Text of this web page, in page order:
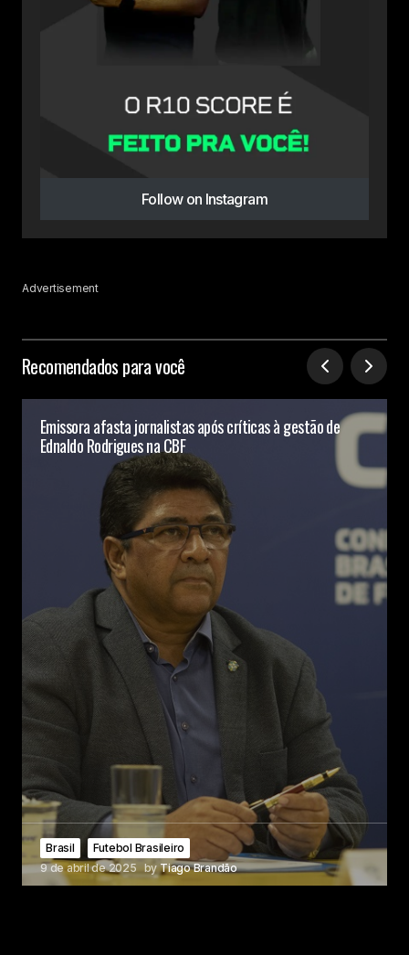
Follow on Instagram
Advertisement
Recomendados para você
Emissora afasta jornalistas após críticas à gestão de
Ednaldo Rodrigues na CBF
Brasil
Futebol Brasileiro
9 de abril de 2025 byTiago Brandão